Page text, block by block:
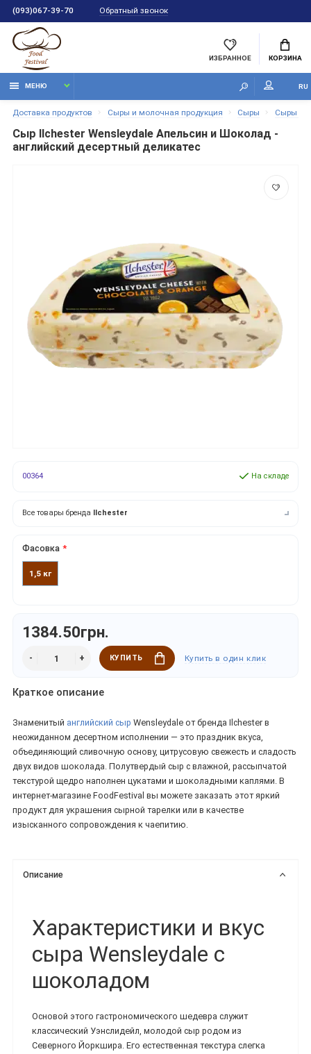
(093)067-39-70 Обратный звонок
ИЗБРАННОЕ КОРЗИНА
МЕНЮ RU
Доставка продуктов Сыры и молочная продукция Сыры Сыры
Сыр Ilchester Wensleydale Апельсин и Шоколад -
английский десертный деликатес
00364 На складе
Все товары бренда Ilchester
Фасовка
1,5 кг
1384.50грн.
КУПИТЬ Купить в один клик
Краткое описание
Знаменитый английский сыр Wensleydale от бренда Ilchester в
неожиданном десертном исполнении — это праздник вкуса,
объединяющий сливочную основу, цитрусовую свежесть и сладость
двух видов шоколада. Полутвердый сыр с влажной, рассыпчатой
текстурой щедро наполнен цукатами и шоколадными каплями. В
интернет-магазине FoodFestival вы можете заказать этот яркий
продукт для украшения сырной тарелки или в качестве
изысканного сопровождения к чаепитию.
Описание
Характеристики и вкус
сыра Wensleydale с
шоколадом
Основой этого гастрономического шедевра служит
классический Уэнслидейл, молодой сыр родом из
Северного Йоркшира. Его естественная текстура слегка